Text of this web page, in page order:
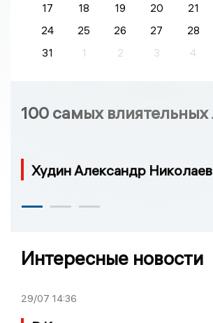
17
18 19 20 21
24
25 26 27 28
31
1 2 3 4
100 самых
Худин Александр
Интересные новости
29/07 14:36